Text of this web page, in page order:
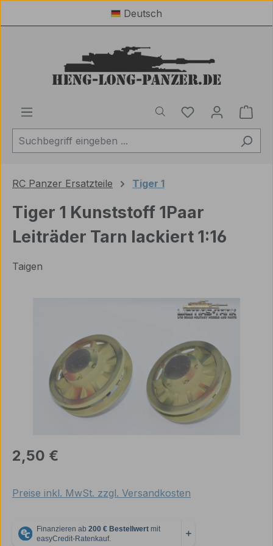
Zum Hauptinhalt springenDeutsch
Du hast 0
RC Panzer Ersatzteile Tiger 1
Tiger 1 Kunststoff 1Paar
Leiträder Tarn lackiert 1:16
Taigen
Regulärer Preis:
2,50 €
Preise inkl. MwSt. zzgl. Versandkosten